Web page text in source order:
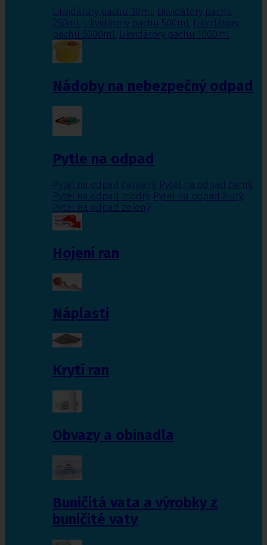
Likvidátory pachu 30ml, Likvidátory pachu
250ml, Likvidátory pachu 500ml, Likvidátory
pachu 5000ml, Likvidátory pachu 1000ml
Nádoby na nebezpečný odpad
Pytle na odpad
Pytel na odpad červený, Pytel na odpad černý,
Pytel na odpad modrý, Pytel na odpad žlutý,
Pytel na odpad zelený
Hojení ran
Náplasti
Krytí ran
Obvazy a obinadla
Buničitá vata a výrobky z
buničité vaty